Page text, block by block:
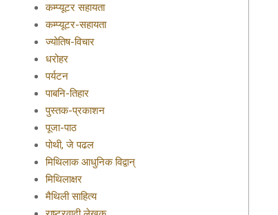
कम्प्यूटर सहायता
कम्प्यूटर-सहायता
ज्योतिष-विचार
धरोहर
पर्यटन
पाबनि-तिहार
पुस्तक-प्रकाशन
पूजा-पाठ
पोथी, जे पढल
मिथिलाक आधुनिक विद्वान्
मिथिलाक्षर
मैथिली साहित्य